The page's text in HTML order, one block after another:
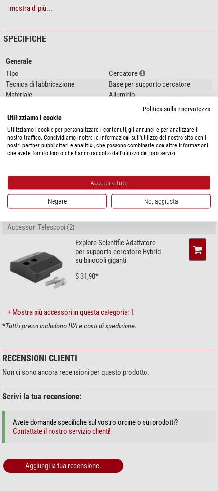
telescopi Explorer Scientific, in modo da poter utilizzare anche un'ampia
mostra di più...
SPECIFICHE
Generale
Tipo
Cercatore
Tecnica di fabbricazione
Base per supporto cercatore
Materiale
Alluminio
Larghezza x Altezza (mm)
Peso (g)
SICUREZZA DEL PRODOTTO
Produttore:Bresser GmbH, Gutenbergstraße 2, 46414 Rhede, DE,
ACCESSORI RACCOMANDATI
Accessori Telescopi (2)
Explore Scientific Adattatore
per supporto cercatore Hybrid
su binocoli giganti
$ 31,90*
+ Mostra più accessori in questa categoria: 1
*Tutti i prezzi includono IVA e costi di spedizione.
RECENSIONI CLIENTI
Non ci sono ancora recensioni per questo prodotto.
Scrivi la tua recensione:
Avete domande specifiche sul vostro ordine o sui prodotti?
Contattate il nostro servizio clienti!
Aggiungi la tua recensione.
Politica sulla riservatezza
Utilizziamo i cookie
Utilizziamo i cookie per personalizzare i contenuti, gli annunci e per analizzare il
nostro traffico. Condividiamo inoltre le informazioni sull'utilizzo del nostro sito con i
nostri partner pubblicitari e analitici, che possono combinarle con altre informazioni
che avete fornito loro o che hanno raccolto dall'utilizzo dei loro servizi.
Accettare tutti
Negare No, aggiusta